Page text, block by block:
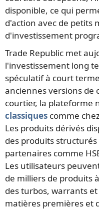
disponible, ce qui
d'action avec de petits
d'investissement
Trade Republic met
l'investissement long
spéculatif à court
anciennes versions de
courtier, la plateforme
classiques comme
Les produits dérivés
des produits
partenaires comme
Les utilisateurs
de milliers de produits
des turbos, warrants
matières premières et